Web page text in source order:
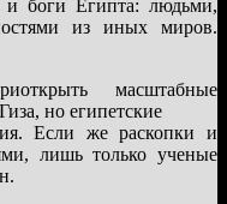
боги Египта: людьми,
из иных миров.
масштабные
но египетские
Если же раскопки и
лишь только ученые